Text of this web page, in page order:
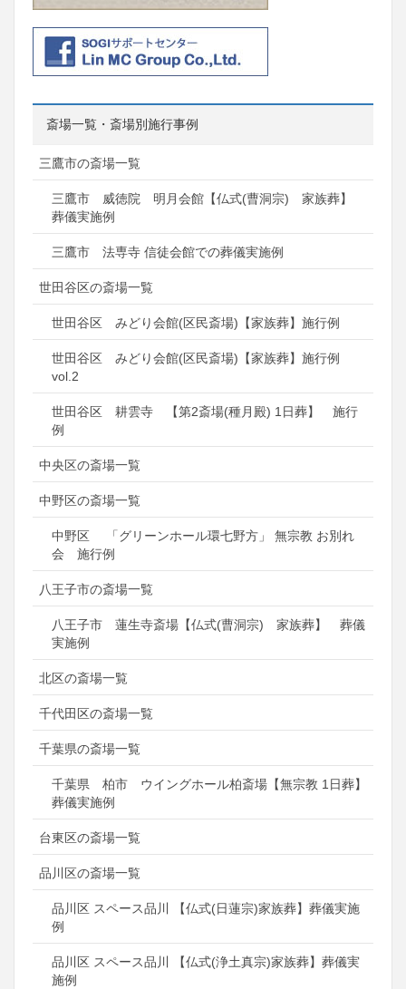
斎場一覧・斎場別施行事例
三鷹市の斎場一覧
三鷹市 威徳院 明月会館【仏式(曹洞宗) 家族葬】
葬儀実施例
三鷹市 法専寺 信徒会館での葬儀実施例
世田谷区の斎場一覧
世田谷区 みどり会館(区民斎場)【家族葬】施行例
世田谷区 みどり会館(区民斎場)【家族葬】施行例
vol.2
世田谷区 耕雲寺 【第2斎場(種月殿) 1日葬】 施行
例
中央区の斎場一覧
中野区の斎場一覧
中野区 「グリーンホール環七野方」 無宗教 お別れ
会 施行例
八王子市の斎場一覧
八王子市 蓮生寺斎場【仏式(曹洞宗) 家族葬】 葬儀
実施例
北区の斎場一覧
千代田区の斎場一覧
千葉県の斎場一覧
千葉県 柏市 ウイングホール柏斎場【無宗教 1日葬】
葬儀実施例
台東区の斎場一覧
品川区の斎場一覧
品川区 スペース品川 【仏式(日蓮宗)家族葬】葬儀実施
例
品川区 スペース品川 【仏式(浄土真宗)家族葬】葬儀実
施例